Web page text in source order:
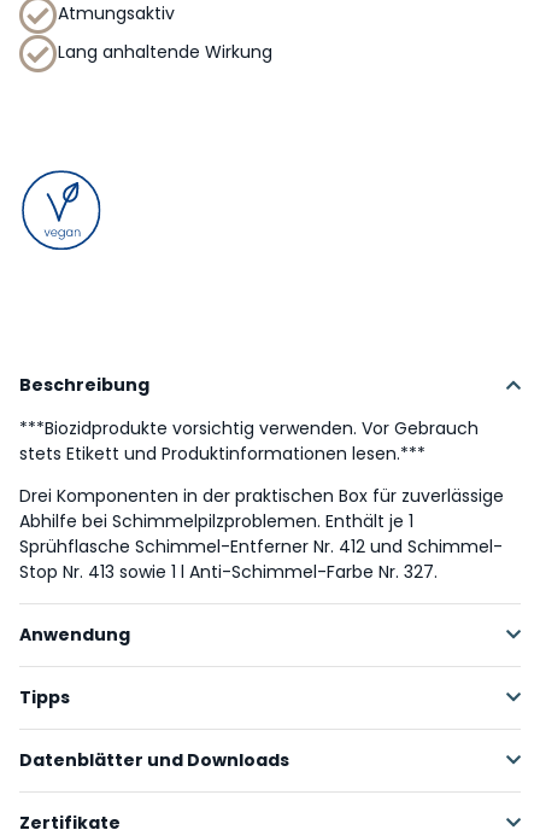
Atmungsaktiv
Lang anhaltende Wirkung
Beschreibung
***Biozidprodukte vorsichtig verwenden. Vor Gebrauch
stets Etikett und Produktinformationen lesen.***
Drei Komponenten in der praktischen Box für zuverlässige
Abhilfe bei Schimmelpilzproblemen. Enthält je 1
Sprühflasche Schimmel-Entferner Nr. 412 und Schimmel-
Stop Nr. 413 sowie 1 l Anti-Schimmel-Farbe Nr. 327.
Anwendung
Schimmelenferner, Schimmelstop und Anti-
Tipps
Bei Schimmelbefall ist neben der gründlichen Beseitigung
Datenblätter und Downloads
Das Thema - Pur-san3
Zertifikate